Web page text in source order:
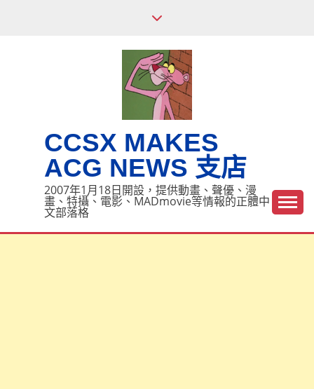
CCSX MAKES
ACG NEWS 支店
2007年1月18日開設，提供動畫、聲優、漫
畫、特攝、電影、MADmovie等情報的正體中
文部落格